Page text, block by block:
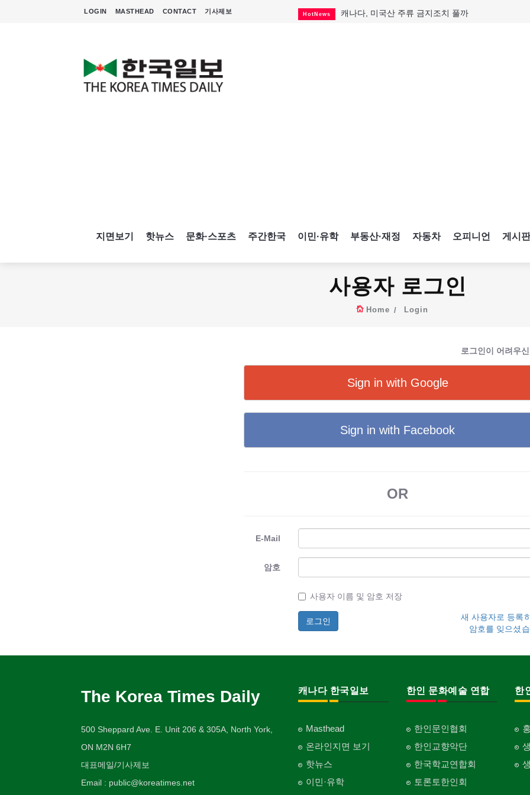
LOGIN MASTHEAD CONTACT 기사제보 HotNews 캐나다, 미국산 주류 금지조치 풀까
지면보기 핫뉴스 문화·스포츠 주간한국 이민·유학 부동산·재정 자동차 오피니언 게시판
사용자 로그인
Home Login
로그인이 어려우
Sign in with Google
Sign in with Facebook
OR
E-Mail
암호
사용자 이름 및 암호 저장
새 사용자로 등록
암호를 잊으셨
The Korea Times Daily
500 Sheppard Ave. E. Unit 206 & 305A, North York,
ON M2N 6H7
대표메일/기사제보
Email : public@koreatimes.net
캐나다 한국일보
Masthead
온라인지면 보기
핫뉴스
이민·유학
한인 문화예술 연합
한인문인협회
한인교향악단
한국학교연합회
토론토한인회
한